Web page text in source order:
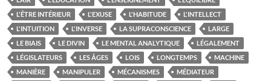
L'ÊTRE INTÉRIEUR
L'EXUSE L'HABITUDE
L'INTELLECT
L'INTUITION
L'INVERSE LA SUPRACONSCIENCE
LARGE
LE BIAIS
LE DIVIN LE MENTAL ANALYTIQUE
LÉGALEMENT
LÉGISLATEURS
LES ÂGES LOIS LONGTEMPS
MACHINE
MANIÈRE
MANIPULER MÉCANISMES
MÉDIATEUR